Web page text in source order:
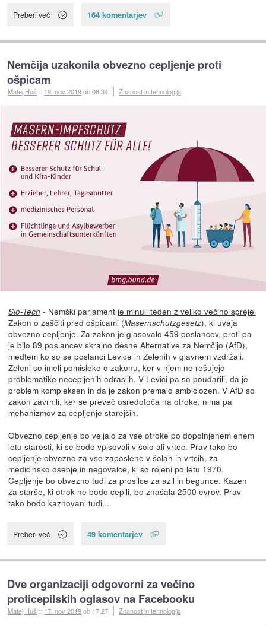
Preberi več 164 komentarjev
Nemčija uzakonila obvezno cepljenje proti
ošpicam
Matej Huš :: 19. nov 2019ob 08:34 Znanost in tehnologija
Slo-Tech - Nemški parlament je minuli teden z veliko večino sprejel
Zakon o zaščiti pred ošpicami (Masernschutzgesetz), ki uvaja
obvezno cepljenje. Za zakon je glasovalo 459 poslancev, proti pa
je bilo 89 poslancev skrajno desne Alternative za Nemčijo (AfD),
medtem ko so se poslanci Levice in Zelenih v glavnem vzdržali.
Zeleni so imeli pomisleke o zakonu, ker v njem ne rešujejo
problematike necepljenih odraslih. V Levici pa so poudarili, da je
problem kompleksen in da je zakon premalo ambiciozen. V AfD so
zakon zavrnili, ker se preveč osredotoča na otroke, nima pa
mehanizmov za cepljenje starejših.
Obvezno cepljenje bo veljalo za vse otroke po dopolnjenem enem
letu starosti, ki se bodo vpisovali v šolo ali vrtec. Prav tako bo
cepljenje obvezno za vse zaposlene v šolah in vrtcih, za
medicinsko osebje in negovalce, ki so rojeni po letu 1970.
Cepljenje bo obvezno tudi za prosilce za azil in begunce. Kazen
za starše, ki otrok ne bodo cepili, bo znašala 2500 evrov. Prav
tako bodo kaznovani tudi...
Preberi več 49 komentarjev
Dve organizaciji odgovorni za večino
proticepilskih oglasov na Facebooku
Matej Huš :: 17. nov 2019ob 17:27 Znanost in tehnologija